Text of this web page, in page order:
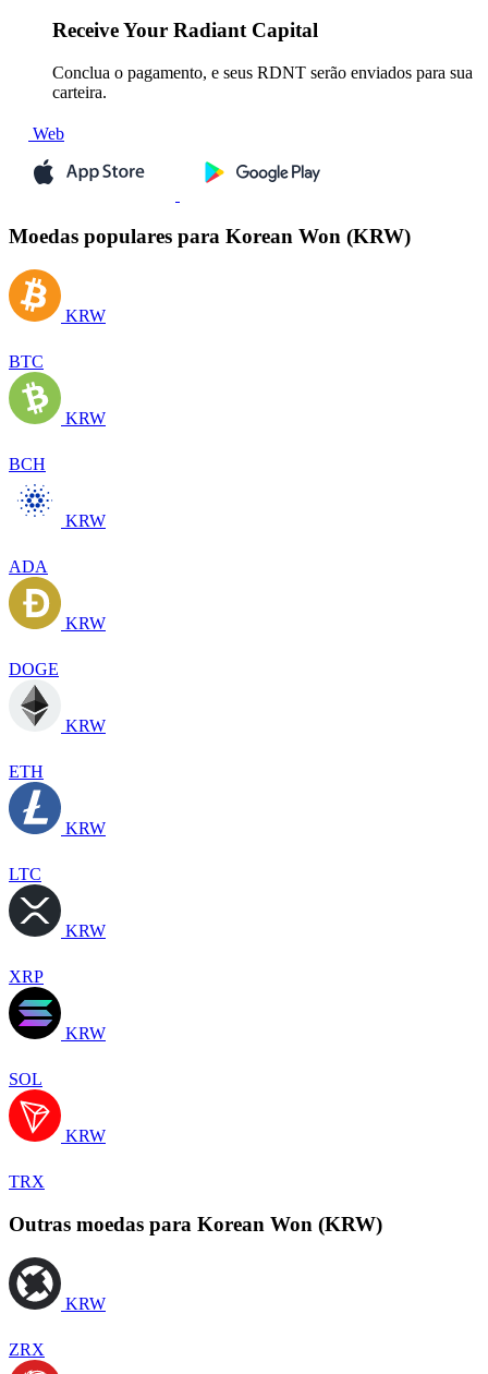
ReceiveYour Radiant Capital
Conclua o pagamento, e seus RDNT serão enviados para sua
carteira.
Web
Moedas populares para Korean Won (KRW)
KRW
BTC
KRW
BCH
KRW
ADA
KRW
DOGE
KRW
ETH
KRW
LTC
KRW
XRP
KRW
SOL
KRW
TRX
Outras moedas para Korean Won (KRW)
KRW
ZRX